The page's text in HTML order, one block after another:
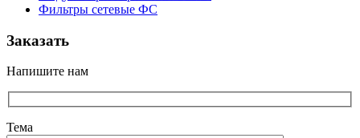
Фильтры сетевые ФС
Заказать
Напишите нам
Тема